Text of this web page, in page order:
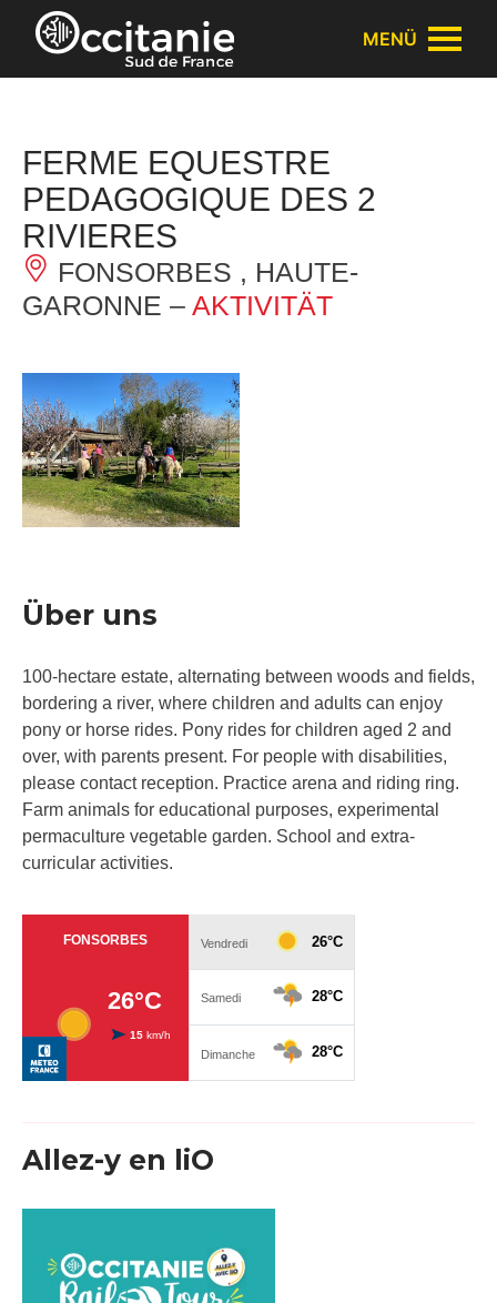
Cookie-Einstellungen
MENÜ
FERME EQUESTRE
PEDAGOGIQUE DES 2
RIVIERES
FONSORBES , HAUTE-
GARONNE – AKTIVITÄT
Über uns
100-hectare estate, alternating between woods and fields,
bordering a river, where children and adults can enjoy
pony or horse rides. Pony rides for children aged 2 and
over, with parents present. For people with disabilities,
please contact reception. Practice arena and riding ring.
Farm animals for educational purposes, experimental
permaculture vegetable garden. School and extra-
curricular activities.
Allez-y en liO